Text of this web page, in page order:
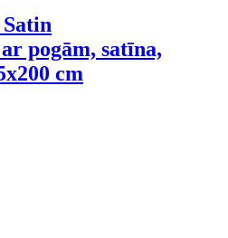
pogām, satīna,
cm